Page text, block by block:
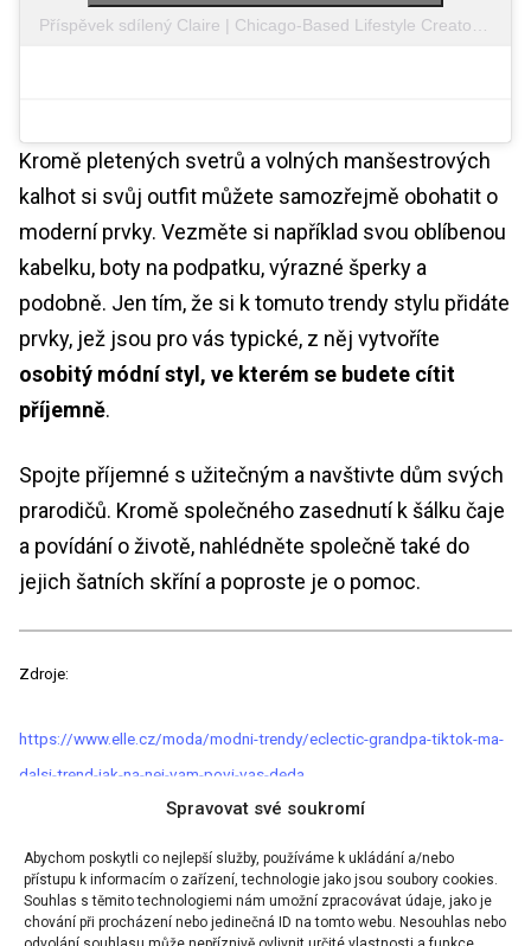
Spravovat své soukromí
Abychom poskytli co nejlepší služby, používáme k ukládání a/nebo
přístupu k informacím o zařízení, technologie jako jsou soubory cookies.
Souhlas s těmito technologiemi nám umožní zpracovávat údaje, jako je
chování při procházení nebo jedinečná ID na tomto webu. Nesouhlas nebo
odvolání souhlasu může nepříznivě ovlivnit určité vlastnosti a funkce.
Kromě pletených svetrů a volných manšestrových
kalhot si svůj outfit můžete samozřejmě obohatit o
moderní prvky. Vezměte si například svou oblíbenou
kabelku, boty na podpatku, výrazné šperky a
podobně. Jen tím, že si k tomuto trendy stylu přidáte
prvky, jež jsou pro vás typické, z něj vytvoříte
osobitý módní styl, ve kterém se budete cítit
příjemně.
Spojte příjemné s užitečným a navštivte dům svých
prarodičů. Kromě společného zasednutí k šálku čaje
a povídání o životě, nahlédněte společně také do
jejich šatních skříní a poproste je o pomoc.
Zdroje:
https://www.elle.cz/moda/modni-trendy/eclectic-grandpa-tiktok-ma-
dalsi-trend-jak-na-nej-vam-povi-vas-deda